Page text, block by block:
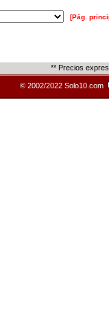
[Pág.
** Precios
© 2002/2022 Solo10.com